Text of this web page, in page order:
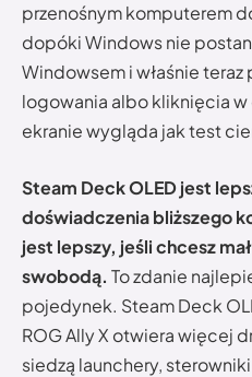
przenośnym komputerem
dopóki Windows nie
Windowsem i właśnie
logowania albo kliknięcia
ekranie wygląda jak test
Steam Deck OLED jest
doświadczenia bliższego
jest lepszy, jeśli chcesz
swobodą. To zdanie
pojedynek. Steam Deck
ROG Ally X otwiera więcej
siedzą launchery,